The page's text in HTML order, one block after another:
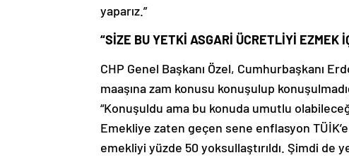
yaparız.”
“SİZE BU YETKİ ASGARİ ÜCRETLİYİ EZMEK
CHP Genel Başkanı Özel, Cumhurbaşkanı
maaşına zam konusu konuşulup
“Konuşuldu ama bu konuda umutlu
Emekliye zaten geçen sene enflasyon
emekliyi yüzde 50 yoksullaştırıldı. Şimdi de